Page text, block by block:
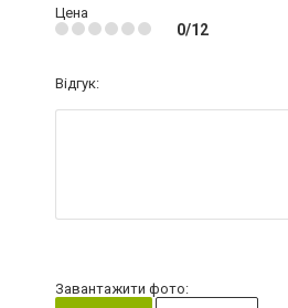
Цена
0/12
Відгук:
Завантажити фото: